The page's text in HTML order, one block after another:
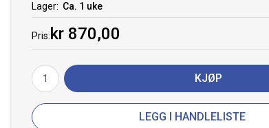
Lager
Ca. 1 uke
Pris kr 870,00
KJØP
LEGG I HANDLELISTE